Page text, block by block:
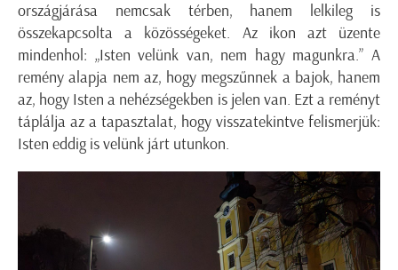
országjárása nemcsak térben, hanem lelkileg is
összekapcsolta a közösségeket. Az ikon azt üzente
mindenhol: „Isten velünk van, nem hagy magunkra.” A
remény alapja nem az, hogy megszűnnek a bajok, hanem
az, hogy Isten a nehézségekben is jelen van. Ezt a reményt
táplálja az a tapasztalat, hogy visszatekintve felismerjük:
Isten eddig is velünk járt utunkon.